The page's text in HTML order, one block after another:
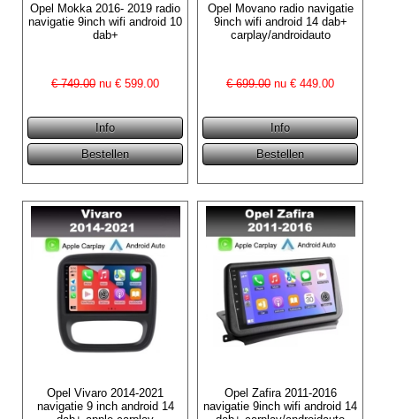
Opel Mokka 2016- 2019 radio
navigatie 9inch wifi android 10
dab+
€ 749.00 nu €599.00
Opel Movano radio navigatie
9inch wifi android 14 dab+
carplay/androidauto
€ 699.00nu €449.00
Opel Vivaro 2014-2021
navigatie 9 inch android 14
Opel Zafira 2011-2016
navigatie 9inch wifi android 14